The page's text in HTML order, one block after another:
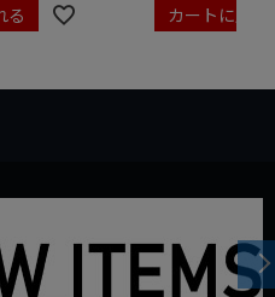
る カートに入れる
Next